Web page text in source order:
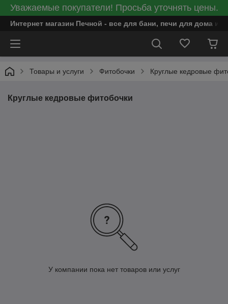
Уважаемые покупатели! Просьба уточнять цены.
Интернет магазин Печной - все для бани, печи для дома и
Товары и услуги Фитобочки Круглые кедровые
Круглые кедровые фитобочки
У компании пока нет товаров или услуг